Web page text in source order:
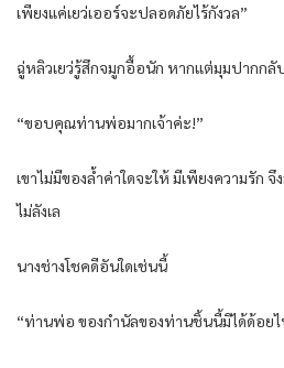
เพียงแค่เยว่เออร์จะปลอดภัยไร้กังวล”
ฉู่หลิวเยว่รู้สึกจมูกอื้อนัก หากแต่มุมปากกลั
“ขอบคุณท่านพ่อมากเจ้าค่ะ!”
เขาไม่มีของล้ำค่าใดจะให้ มีเพียงความรัก
ไม่ลังเล
นางช่างโชคดีอันใดเช่นนี้
“ท่านพ่อ ของกำนัลของท่านชิ้นนี้มิได้ด้อยไ